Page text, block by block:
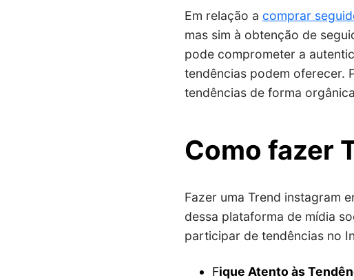
Em relação a comprar
mas sim à obtenção de
pode comprometer a
tendências podem oferecer.
tendências de forma
Como fazer
Fazer uma Trend instagram
dessa plataforma de mídia
participar de tendências no
Fique Atento às